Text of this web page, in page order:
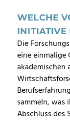
WELCHE
INITIATIVE
Die
eine einmalige
akademischen
sammeln, was
Abschluss des